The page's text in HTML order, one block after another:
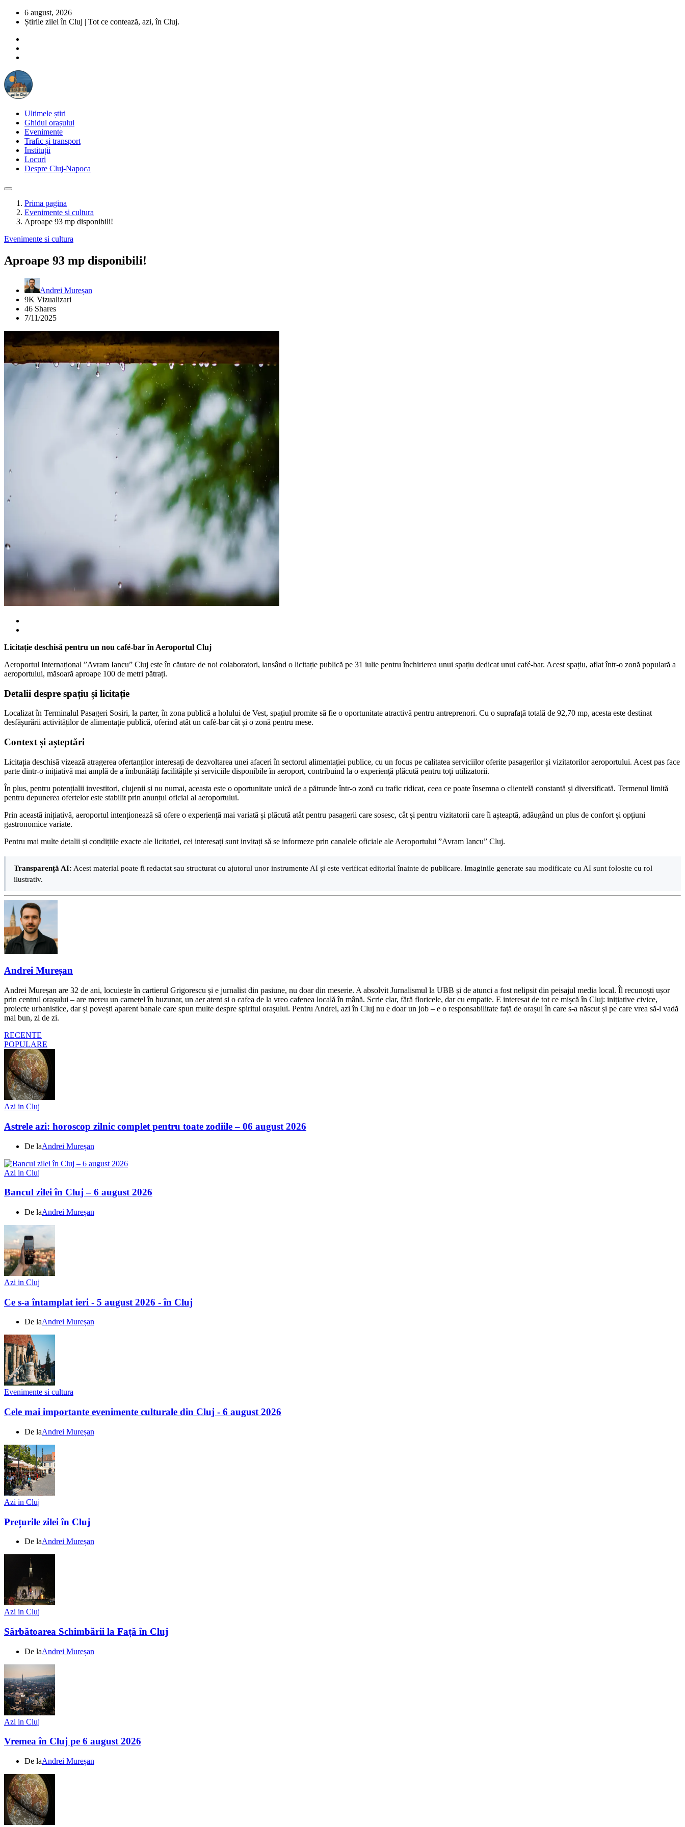
6 august, 2026
Știrile zilei în Cluj | Tot ce contează, azi, în Cluj.
Ultimele știri
Ghidul orașului
Evenimente
Trafic și transport
Instituții
Locuri
Despre Cluj-Napoca
Prima pagina
Evenimente si cultura
Aproape 93 mp disponibili!
Evenimente si cultura
Aproape 93 mp disponibili!
Andrei Mureșan
9K Vizualizari
46 Shares
7/11/2025
Licitație deschisă pentru un nou café-bar în Aeroportul Cluj
Aeroportul Internațional ”Avram Iancu” Cluj este în căutare de noi colaboratori, lansând o licitație publică pe 31 iulie pentru închirierea unui spațiu dedicat unui café-bar. Acest spațiu, aflat într-o zonă populară a
aeroportului, măsoară aproape 100 de metri pătrați.
Detalii despre spațiu și licitație
Localizat în Terminalul Pasageri Sosiri, la parter, în zona publică a holului de Vest, spațiul promite să fie o oportunitate atractivă pentru antreprenori. Cu o suprafață totală de 92,70 mp, acesta este destinat
desfășurării activităților de alimentație publică, oferind atât un café-bar cât și o zonă pentru mese.
Context și așteptări
Licitația deschisă vizează atragerea ofertanților interesați de dezvoltarea unei afaceri în sectorul alimentației publice, cu un focus pe calitatea serviciilor oferite pasagerilor și vizitatorilor aeroportului. Acest pas face
parte dintr-o inițiativă mai amplă de a îmbunătăți facilitățile și serviciile disponibile în aeroport, contribuind la o experiență plăcută pentru toți utilizatorii.
În plus, pentru potențialii investitori, clujenii și nu numai, aceasta este o oportunitate unică de a pătrunde într-o zonă cu trafic ridicat, ceea ce poate însemna o clientelă constantă și diversificată. Termenul limită
pentru depunerea ofertelor este stabilit prin anunțul oficial al aeroportului.
Prin această inițiativă, aeroportul intenționează să ofere o experiență mai variată și plăcută atât pentru pasagerii care sosesc, cât și pentru vizitatorii care îi așteaptă, adăugând un plus de confort și opțiuni
gastronomice variate.
Pentru mai multe detalii și condițiile exacte ale licitației, cei interesați sunt invitați să se informeze prin canalele oficiale ale Aeroportului ”Avram Iancu” Cluj.
Transparență AI: Acest material poate fi redactat sau structurat cu ajutorul unor instrumente AI și este verificat editorial înainte de publicare. Imaginile generate sau modificate cu AI sunt folosite cu rol
ilustrativ.
Andrei Mureșan
Andrei Mureșan are 32 de ani, locuiește în cartierul Grigorescu și e jurnalist din pasiune, nu doar din meserie. A absolvit Jurnalismul la UBB și de atunci a fost nelipsit din peisajul media local. Îl recunoști ușor
prin centrul orașului – are mereu un carnețel în buzunar, un aer atent și o cafea de la vreo cafenea locală în mână. Scrie clar, fără floricele, dar cu empatie. E interesat de tot ce mișcă în Cluj: inițiative civice,
proiecte urbanistice, dar și povești aparent banale care spun multe despre spiritul orașului. Pentru Andrei, azi în Cluj nu e doar un job – e o responsabilitate față de orașul în care s-a născut și pe care vrea să-l vadă
mai bun, zi de zi.
RECENTE
POPULARE
Azi in Cluj
Astrele azi: horoscop zilnic complet pentru toate zodiile – 06 august 2026
De laAndrei Mureșan
Azi in Cluj
Bancul zilei în Cluj – 6 august 2026
De laAndrei Mureșan
Azi in Cluj
Ce s-a întamplat ieri - 5 august 2026 - în Cluj
De laAndrei Mureșan
Evenimente si cultura
Cele mai importante evenimente culturale din Cluj - 6 august 2026
De laAndrei Mureșan
Azi in Cluj
Prețurile zilei în Cluj
De laAndrei Mureșan
Azi in Cluj
Sărbătoarea Schimbării la Față în Cluj
De laAndrei Mureșan
Azi in Cluj
Vremea în Cluj pe 6 august 2026
De laAndrei Mureșan